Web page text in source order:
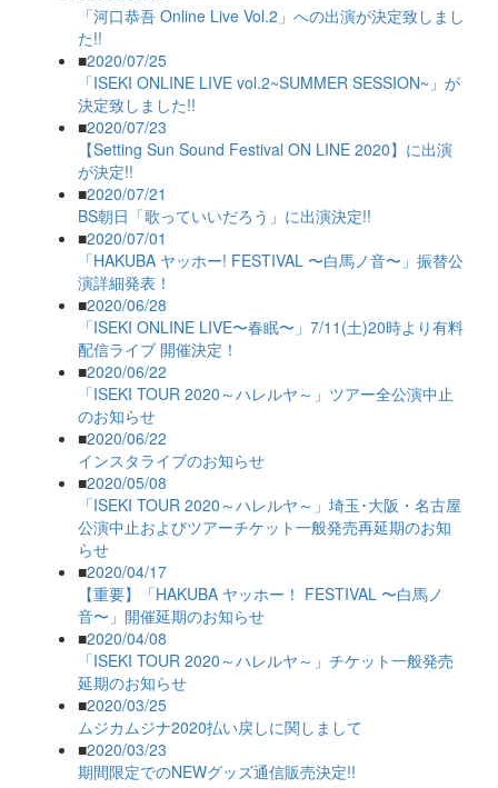
「河口恭吾 Online Live Vol.2」への出演が決定致しまし
た!!
■2020/07/25
「ISEKI ONLINE LIVE vol.2~SUMMER SESSION~」が
決定致しました!!
■2020/07/23
【Setting Sun Sound Festival ON LINE 2020】に出演
が決定!!
■2020/07/21
BS朝日「歌っていいだろう」に出演決定!!
■2020/07/01
「HAKUBA ヤッホー! FESTIVAL 〜白馬ノ音〜」振替公
演詳細発表！
■2020/06/28
「ISEKI ONLINE LIVE〜春眠〜」7/11(土)20時より有料
配信ライブ 開催決定！
■2020/06/22
「ISEKI TOUR 2020～ハレルヤ～」ツアー全公演中止
のお知らせ
■2020/06/22
インスタライブのお知らせ
■2020/05/08
「ISEKI TOUR 2020～ハレルヤ～」埼玉･大阪・名古屋
公演中止およびツアーチケット一般発売再延期のお知
らせ
■2020/04/17
【重要】「HAKUBA ヤッホー！ FESTIVAL 〜白馬ノ
音〜」開催延期のお知らせ
■2020/04/08
「ISEKI TOUR 2020～ハレルヤ～」チケット一般発売
延期のお知らせ
■2020/03/25
ムジカムジナ2020払い戻しに関しまして
■2020/03/23
期間限定でのNEWグッズ通信販売決定!!